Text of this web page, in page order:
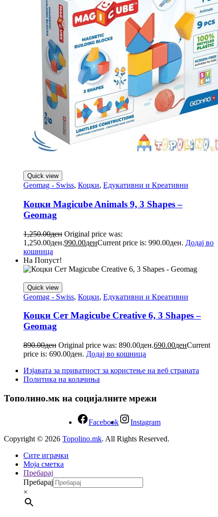
Quick view
Geomag - Swiss, Коцки, Едукативни и Креативни
Коцки Magicube Animals 9, 3 Shapes –
Geomag
1,250.00ден Original price was:
1,250.00ден.990.00денCurrent price is: 990.00ден. Додај во
кошница
На Попуст!
Quick view
Geomag - Swiss, Коцки, Едукативни и Креативни
Коцки Сет Magicube Creative 6, 3 Shapes –
Geomag
890.00ден Original price was: 890.00ден.690.00денCurrent
price is: 690.00ден. Додај во кошница
Изјавата за приватност за користење на веб страната
Политика на колачиња
Тополино.мк на социјалните мрежи
Facebook
Instagram
Copyright © 2026 Topolino.mk. All Rights Reserved.
Сите играчки
Моја сметка
Пребарај
Пребарај
×